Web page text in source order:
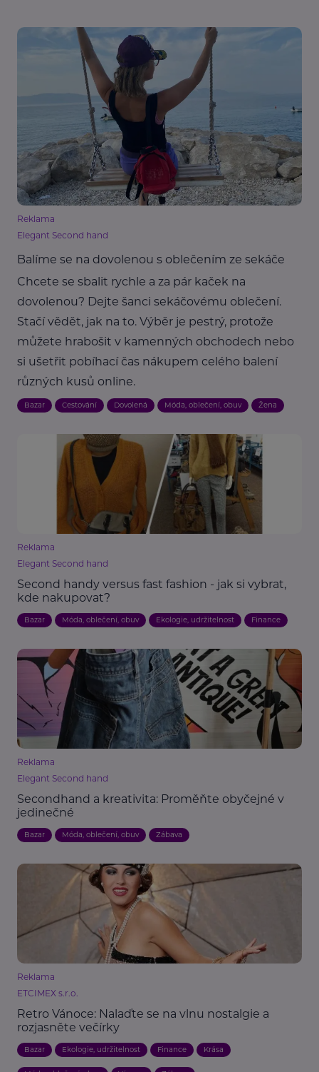
Reklama
Elegant Second hand
Balíme se na dovolenou s oblečením ze sekáče
Chcete se sbalit rychle a za pár kaček na
dovolenou? Dejte šanci sekáčovému oblečení.
Stačí vědět, jak na to. Výběr je pestrý, protože
můžete hrabošit v kamenných obchodech nebo
si ušetřit pobíhací čas nákupem celého balení
různých kusů online.
Bazar Cestování Dovolená Móda, oblečení, obuv Žena
Reklama
Elegant Second hand
Second handy versus fast fashion - jak si vybrat,
kde nakupovat?
Bazar Móda, oblečení, obuv Ekologie, udržitelnost Finance
Reklama
Elegant Second hand
Secondhand a kreativita: Proměňte obyčejné v
jedinečné
Bazar Móda, oblečení, obuv Zábava
Reklama
ETCIMEX s.r.o.
Retro Vánoce: Nalaďte se na vlnu nostalgie a
rozjasněte večírky
Bazar Ekologie, udržitelnost Finance Krása